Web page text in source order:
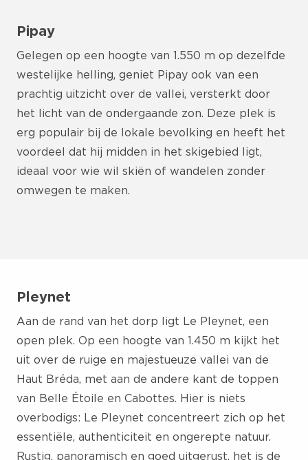
Pipay
Gelegen op een hoogte van 1.550 m op dezelfde
westelijke helling, geniet Pipay ook van een
prachtig uitzicht over de vallei, versterkt door
het licht van de ondergaande zon. Deze plek is
erg populair bij de lokale bevolking en heeft het
voordeel dat hij midden in het skigebied ligt,
ideaal voor wie wil skiën of wandelen zonder
omwegen te maken.
Pleynet
Aan de rand van het dorp ligt Le Pleynet, een
open plek. Op een hoogte van 1.450 m kijkt het
uit over de ruige en majestueuze vallei van de
Haut Bréda, met aan de andere kant de toppen
van Belle Étoile en Cabottes. Hier is niets
overbodigs: Le Pleynet concentreert zich op het
essentiële, authenticiteit en ongerepte natuur.
Rustig, panoramisch en goed uitgerust, het is de